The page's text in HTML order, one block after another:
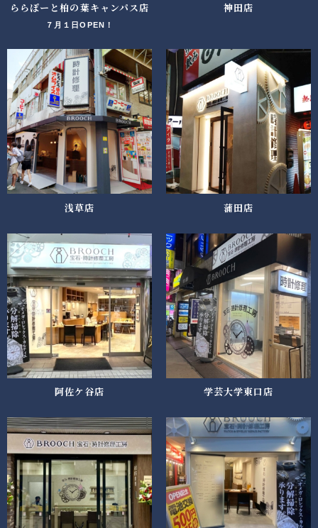
ららぽーと柏の葉キャンパス店
７月１日OPEN！
神田店
浅草店 蒲田店
阿佐ケ谷店 学芸大学東口店